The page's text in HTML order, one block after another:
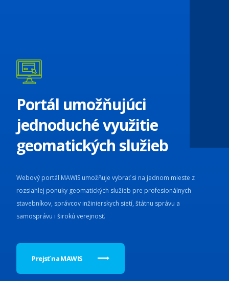
Portál umožňujúci
jednoduché využitie
geomatických služieb
Webový portál MAWIS umožňuje vybrať si na jednom mieste z
rozsiahlej ponuky geomatických služieb pre profesionálnych
stavebníkov, správcov inžinierskych sietí, štátnu správu a
samosprávu i širokú verejnosť.
Prejsť na MAWIS